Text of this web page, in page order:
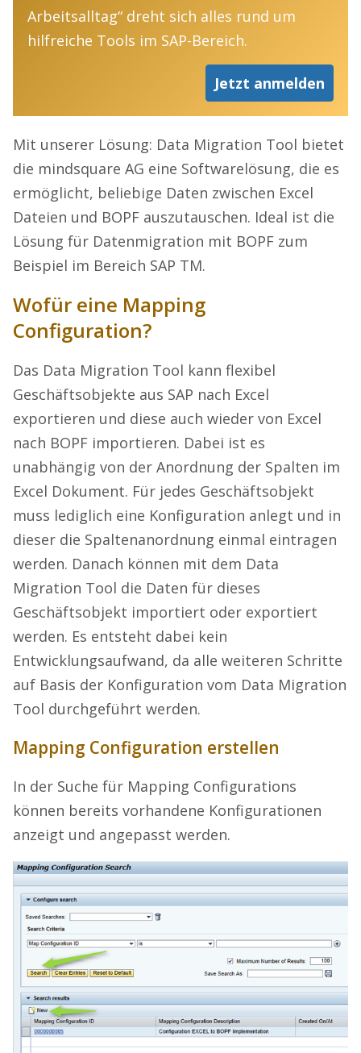
Arbeitsalltag“ dreht sich alles rund um
hilfreiche Tools im SAP-Bereich.
Jetzt anmelden
Mit unserer Lösung: Data Migration Tool bietet
die mindsquare AG eine Softwarelösung, die es
ermöglicht, beliebige Daten zwischen Excel
Dateien und BOPF auszutauschen. Ideal ist die
Lösung für Datenmigration mit BOPF zum
Beispiel im Bereich SAP TM.
Wofür eine Mapping
Configuration?
Das Data Migration Tool kann flexibel
Geschäftsobjekte aus SAP nach Excel
exportieren und diese auch wieder von Excel
nach BOPF importieren. Dabei ist es
unabhängig von der Anordnung der Spalten im
Excel Dokument. Für jedes Geschäftsobjekt
muss lediglich eine Konfiguration anlegt und in
dieser die Spaltenanordnung einmal eintragen
werden. Danach können mit dem Data
Migration Tool die Daten für dieses
Geschäftsobjekt importiert oder exportiert
werden. Es entsteht dabei kein
Entwicklungsaufwand, da alle weiteren Schritte
auf Basis der Konfiguration vom Data Migration
Tool durchgeführt werden.
Mapping Configuration erstellen
In der Suche für Mapping Configurations
können bereits vorhandene Konfigurationen
anzeigt und angepasst werden.